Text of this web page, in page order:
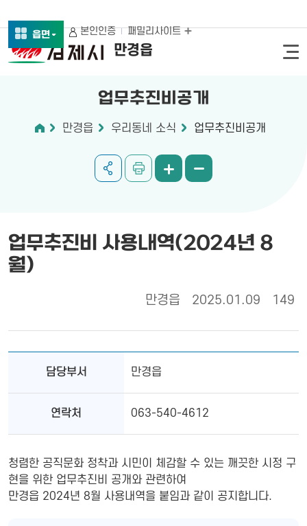
만경읍
읍면 본인인증 패밀리사이트
업무추진비공개
만경읍 우리동네 소식 업무추진비공개
업무추진비 사용내역(2024년 8
월)
만경읍 2025.01.09 149
담당부서 만경읍
연락처 063-540-4612
청렴한 공직문화 정착과 시민이 체감할 수 있는 깨끗한 시정 구
현을 위한 업무추진비 공개와 관련하여
만경읍 2024년 8월 사용내역을 붙임과 같이 공지합니다.